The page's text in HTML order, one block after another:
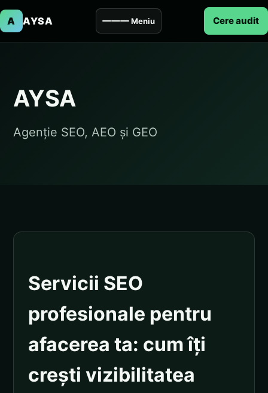
A AYSA Meniu Cere audit
AYSA
Agenție SEO, AEO și GEO
Servicii SEO
profesionale pentru
afacerea ta: cum îți
crești vizibilitatea